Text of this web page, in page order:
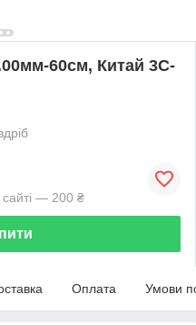
60см, Китай 3C-
— 200 ₴
Оплата Умови